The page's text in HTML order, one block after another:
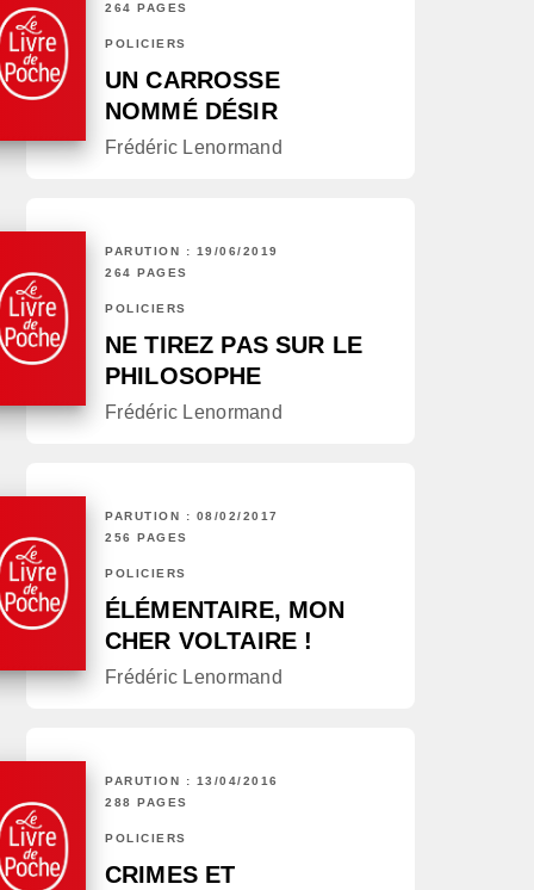
264 PAGES
POLICIERS
UN CARROSSE
NOMMÉ DÉSIR
Frédéric Lenormand
PARUTION : 19/06/2019
264 PAGES
POLICIERS
NE TIREZ PAS SUR LE
PHILOSOPHE
Frédéric Lenormand
PARUTION : 08/02/2017
256 PAGES
POLICIERS
ÉLÉMENTAIRE, MON
CHER VOLTAIRE !
Frédéric Lenormand
PARUTION : 13/04/2016
288 PAGES
POLICIERS
CRIMES ET